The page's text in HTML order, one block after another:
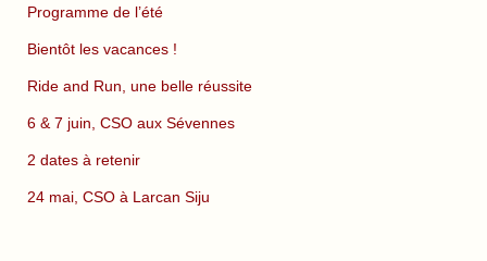
Programme de l’été
Bientôt les vacances !
Ride and Run, une belle réussite
6 & 7 juin, CSO aux Sévennes
2 dates à retenir
24 mai, CSO à Larcan Siju